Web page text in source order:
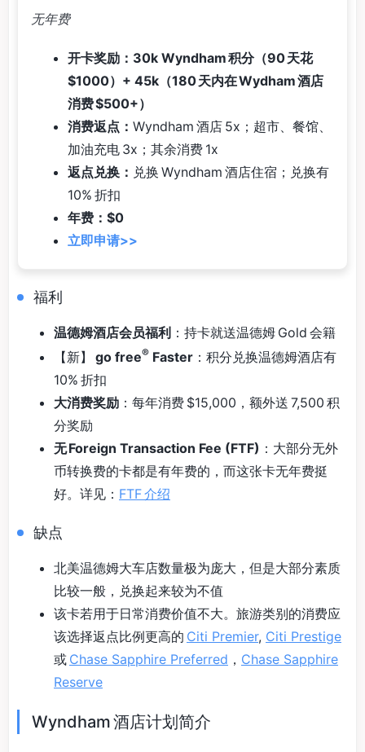
无年费
开卡奖励：30k Wyndham 积分（90 天花
$1000）+ 45k（180 天内在 Wydham 酒店
消费 $500+）
消费返点： Wyndham 酒店 5x；超市、餐馆、
加油充电 3x；其余消费 1x
返点兑换： 兑换 Wyndham 酒店住宿；兑换有
10% 折扣
年费：$0
立即申请>>
福利
温德姆酒店会员福利 ：持卡就送温德姆 Gold 会籍
【新】 go free® Faster ：积分兑换温德姆酒店有
10% 折扣
大消费奖励 ：每年消费 $15,000，额外送 7,500 积
分奖励
无 Foreign Transaction Fee (FTF) ：大部分无外
币转换费的卡都是有年费的，而这张卡无年费挺
好。详见： FTF 介绍
缺点
北美温德姆大车店数量极为庞大，但是大部分素质
比较一般，兑换起来较为不值
该卡若用于日常消费价值不大。旅游类别的消费应
该选择返点比例更高的 Citi Premier, Citi Prestige
或 Chase Sapphire Preferred ， Chase Sapphire
Reserve
Wyndham 酒店计划简介